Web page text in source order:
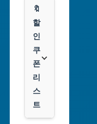
산
광
역
시
대
🔖
할
인
쿠
폰
리
스
트